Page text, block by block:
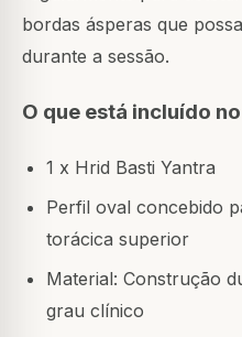
bordas ásperas que
durante a sessão.
O que está incluído
1 x Hrid Basti Yantra
Perfil oval concebido
torácica superior
Material: Construção
grau clínico